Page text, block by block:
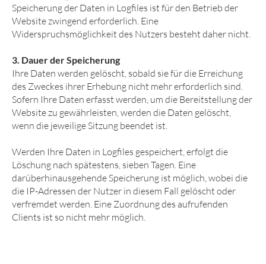
Speicherung der Daten in Logfiles ist für den Betrieb der
Website zwingend erforderlich. Eine
Widerspruchsmöglichkeit des Nutzers besteht daher nicht.
3. Dauer der Speicherung
Ihre Daten werden gelöscht, sobald sie für die Erreichung
des Zweckes ihrer Erhebung nicht mehr erforderlich sind.
Sofern Ihre Daten erfasst werden, um die Bereitstellung der
Website zu gewährleisten, werden die Daten gelöscht,
wenn die jeweilige Sitzung beendet ist.
Werden Ihre Daten in Logfiles gespeichert, erfolgt die
Löschung nach spätestens, sieben Tagen. Eine
darüberhinausgehende Speicherung ist möglich, wobei die
die IP-Adressen der Nutzer in diesem Fall gelöscht oder
verfremdet werden. Eine Zuordnung des aufrufenden
Clients ist so nicht mehr möglich.